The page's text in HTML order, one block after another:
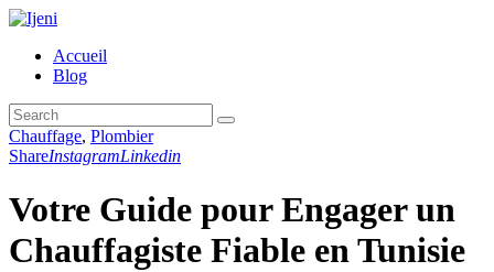
Accueil
Blog
Chauffage, Plombier
ShareInstagramLinkedin
Votre Guide pour Engager un
Chauffagiste Fiable en Tunisie